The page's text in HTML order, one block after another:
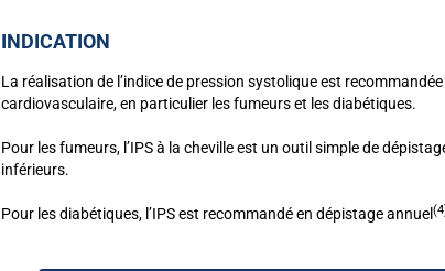
INDICATION
La réalisation de l’indice de pression systolique est
cardiovasculaire, en particulier les fumeurs et les diabétiques.
Pour les fumeurs, l’IPS à la cheville est un outil simple de
inférieurs.
Pour les diabétiques, l’IPS est recommandé en dépistage annuel